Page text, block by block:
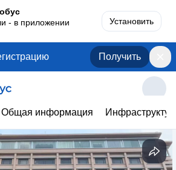
- в приложении
Установить
Получить
Общая информация